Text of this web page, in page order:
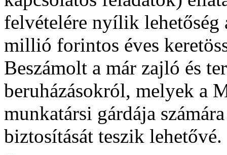
felvételére nyílik
millió forintos éves
Beszámolt a már zajló és
beruházásokról, melyek a
munkatársi gárdája
biztosítását teszik lehetővé.